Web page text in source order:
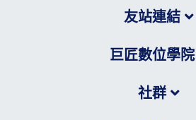
友站連結
巨匠數位學院
社群